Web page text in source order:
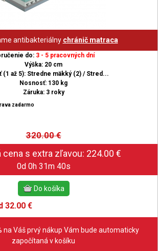
antibakteriálny chránič matraca
do: 3 - 5 pracovných dní
Výška: 20 cm
(1 až 5): Stredne mäkký (2) / Stred...
Nosnosť: 130 kg
Záruka: 3 roky
zadarmo
320.00€
0d 0h 31m 39s
32.00 €
na Váš prvý nákup Vám bude automaticky
započítaná v košíku